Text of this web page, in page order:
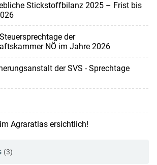
Stickstoffbilanz 2025 – Frist bis
der
NÖ im Jahre 2026
der SVS - Sprechtage
Agraratlas ersichtlich!
(3)